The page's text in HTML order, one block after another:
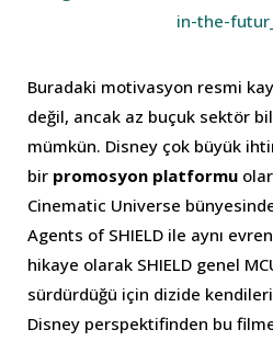
Buradaki motivasyon resmi
değil, ancak az buçuk sektör
mümkün. Disney çok büyük
bir promosyon platformu
Cinematic Universe
Agents of SHIELD ile aynı
hikaye olarak SHIELD genel
sürdürdüğü için dizide
Disney perspektifinden bu